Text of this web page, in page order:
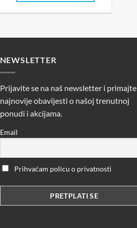
NEWSLETTER
Prijavite se na naš newsletter i primajte
najnovije obavijesti o našoj trenutnoj
ponudi i akcijama.
Email
Prihvaćam policu o privatnosti